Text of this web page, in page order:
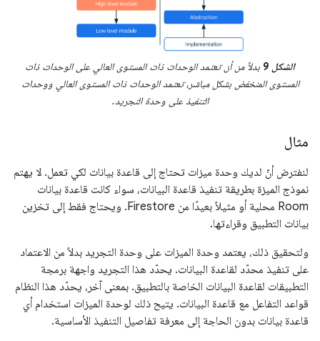
الشكل 9
بدلاً من أن تعتمد الوحدات ذات المستوى العالي على الوحدات ذات
المستوى المنخفض بشكل مباشر، تعتمد الوحدات ذات المستوى العالي ووحدات
التنفيذ على وحدة التجريد.
مثال
لنفترض أنّ لديك وحدة ميزات تحتاج إلى قاعدة بيانات لكي تعمل. لا يهتم
نموذج الميزة بطريقة تنفيذ قاعدة البيانات، سواء كانت قاعدة بيانات
Room محلية أو مثيلاً بعيدًا من Firestore. ويحتاج فقط إلى تخزين
بيانات التطبيق وقراءتها.
ولتحقيق ذلك، يعتمد وحدة الميزات على وحدة التجريد بدلاً من الاعتماد
على تنفيذ محدّد لقاعدة البيانات. يحدّد هذا التجريد واجهة برمجة
التطبيقات لقاعدة البيانات الخاصة بالتطبيق. بمعنى آخر، يحدّد هذا النظام
قواعد التفاعل مع قاعدة البيانات. يتيح ذلك لوحدة الميزات استخدام أي
قاعدة بيانات بدون الحاجة إلى معرفة تفاصيل التنفيذ الأساسية.